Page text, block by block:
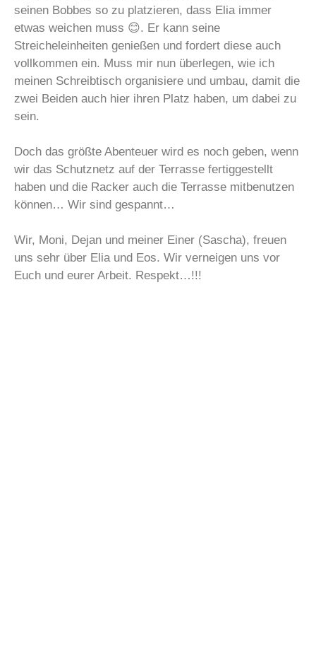
seinen Bobbes so zu platzieren, dass Elia immer
etwas weichen muss 😊. Er kann seine
Streicheleinheiten genießen und fordert diese auch
vollkommen ein. Muss mir nun überlegen, wie ich
meinen Schreibtisch organisiere und umbau, damit die
zwei Beiden auch hier ihren Platz haben, um dabei zu
sein.
Doch das größte Abenteuer wird es noch geben, wenn
wir das Schutznetz auf der Terrasse fertiggestellt
haben und die Racker auch die Terrasse mitbenutzen
können… Wir sind gespannt…
Wir, Moni, Dejan und meiner Einer (Sascha), freuen
uns sehr über Elia und Eos. Wir verneigen uns vor
Euch und eurer Arbeit. Respekt…!!!